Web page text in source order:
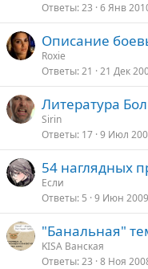
Ответы 23 6 Янв
Описание
Roxie
Ответы 21 21 Дек
Литература
Sirin
Ответы 17 9 Июл
54 наглядных
Если
Ответы 5 9 Июн 2009
"Банальная"
KISA Ванская
Ответы 23 8 Ноя